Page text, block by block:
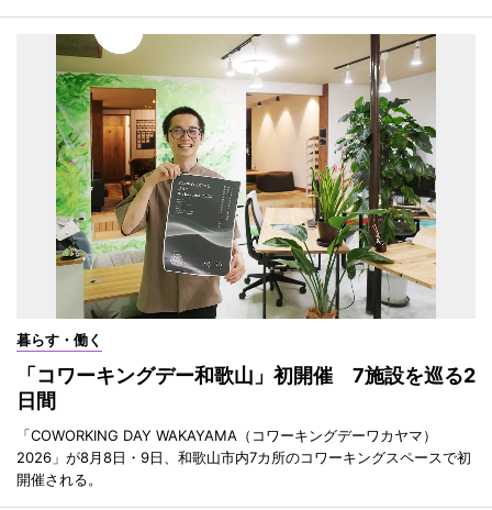
暮らす・働く
「コワーキングデー和歌山」初開催 7施設を巡る2
日間
「COWORKING DAY WAKAYAMA（コワーキングデーワカヤマ）
2026」が8月8日・9日、和歌山市内7カ所のコワーキングスペースで初
開催される。